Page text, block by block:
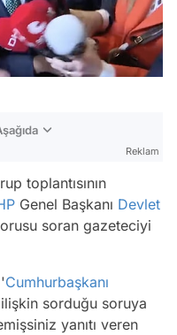
Reklam
toplantısının
Genel Başkanı Devlet
soran gazeteciyi
Cumhurbaşkanı
ilişkin sorduğu soruya
yanıtı veren